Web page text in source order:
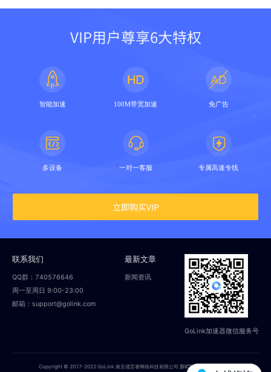
VIP用户尊享6大特权
智能加速 100M带宽加速 免广告
多设备 一对一客服 专属高速专线
立即购买VIP
联系我们
QQ群：740576646
周一至周日 9:00-23:00
邮箱：support@golink.com
最新文章
新闻资讯
GoLink加速器微信服务号
Copyright © 2017-2022 GoLink 南京偲言睿网络科技有限公司苏ICP备18014251号-2